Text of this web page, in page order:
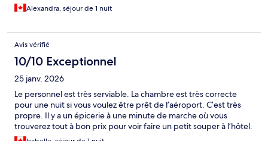
Alexandra, séjour de 1 nuit
Avis vérifié
10/10 Exceptionnel
25 janv. 2026
Le personnel est très serviable. La chambre est très correcte
pour une nuit si vous voulez être prêt de l’aéroport. C’est très
propre. Il y a un épicerie à une minute de marche où vous
trouverez tout à bon prix pour voir faire un petit souper à l’hôtel.